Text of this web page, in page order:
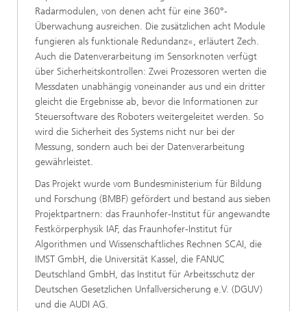
Radarmodulen, von denen acht für eine 360°-
Überwachung ausreichen. Die zusätzlichen acht Module
fungieren als funktionale Redundanz«, erläutert Zech.
Auch die Datenverarbeitung im Sensorknoten verfügt
über Sicherheitskontrollen: Zwei Prozessoren werten die
Messdaten unabhängig voneinander aus und ein dritter
gleicht die Ergebnisse ab, bevor die Informationen zur
Steuersoftware des Roboters weitergeleitet werden. So
wird die Sicherheit des Systems nicht nur bei der
Messung, sondern auch bei der Datenverarbeitung
gewährleistet.
Das Projekt wurde vom Bundesministerium für Bildung
und Forschung (BMBF) gefördert und bestand aus sieben
Projektpartnern: das Fraunhofer-Institut für angewandte
Festkörperphysik IAF, das Fraunhofer-Institut für
Algorithmen und Wissenschaftliches Rechnen SCAI, die
IMST GmbH, die Universität Kassel, die FANUC
Deutschland GmbH, das Institut für Arbeitsschutz der
Deutschen Gesetzlichen Unfallversicherung e.V. (DGUV)
und die AUDI AG.